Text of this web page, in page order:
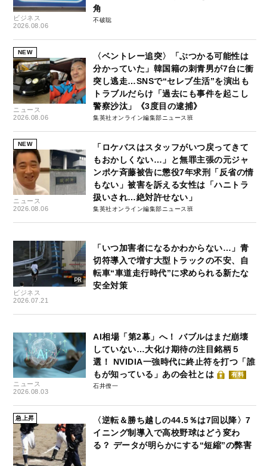
ビジネス
2026.08.06
角
不破聡
NEW
ニュース
2026.08.06
〈ベントレー追突〉「ぶつかる可能性は
分かっていた」韓国籍の刺青男が7台に衝
突し逃走…SNSで“セレブ生活”を演出も
トラブルだらけ「過去にも事件を起こし
警察沙汰」《3度目の逮捕》
集英社オンライン編集部ニュース班
NEW
ニュース
2026.08.06
「ロケバスはスタッフがいつ戻ってきて
もおかしくない…」と無罪主張の元ジャ
ンポケ斉藤被告に懲役7年求刑「反省の情
もない」被害を訴える女性は「ハニトラ
扱いされ…絶対許せない」
集英社オンライン編集部ニュース班
ビジネス
2026.07.21
「いつ加害者になるかわからない…」青
切符導入で増す大型トラックの不安、自
転車“車道走行時代”に求められる新たな
安全対策
ニュース
2026.08.03
AI相場「第2幕」へ！ バブルはまだ崩壊
していない…大化け期待の注目銘柄５
選！ NVIDIA一強時代に終止符を打つ「誰
もが知っている」あの会社とは
有料
石井僚一
急上昇
〈逆転＆勝ち越しの44.5％は7回以降〉7
イニング制導入で高校野球はどう変わ
る？ データが明らかにする“短縮”の弊害